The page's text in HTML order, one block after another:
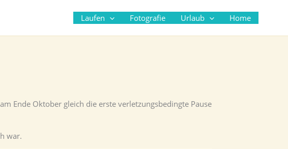
Laufen Fotografie Urlaub Home
Ende Oktober gleich die erste verletzungsbedingte Pause
war.